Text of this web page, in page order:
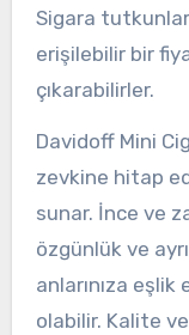
Sigara
erişilebilir bir
çıkarabilirler.
Davidoff Mini
zevkine hitap
sunar. İnce ve
özgünlük ve
anlarınıza
olabilir. Kalite